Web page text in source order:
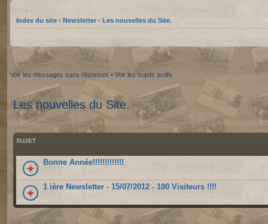
Index du site ‹ Newsletter ‹ Les nouvelles du Site.
Voir les messages sans réponses • Voir les sujets actifs
Les nouvelles du Site.
SUJET
Bonne Année!!!!!!!!!!!!!
1 ière Newsletter - 15/07/2012 - 100 Visiteurs !!!!